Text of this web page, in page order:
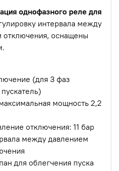
однофазного реле для
интервала между
отключения, оснащены
(для 3 фаз
мощность 2,2
отключения: 11 бар
между давлением
для облегчения пуска